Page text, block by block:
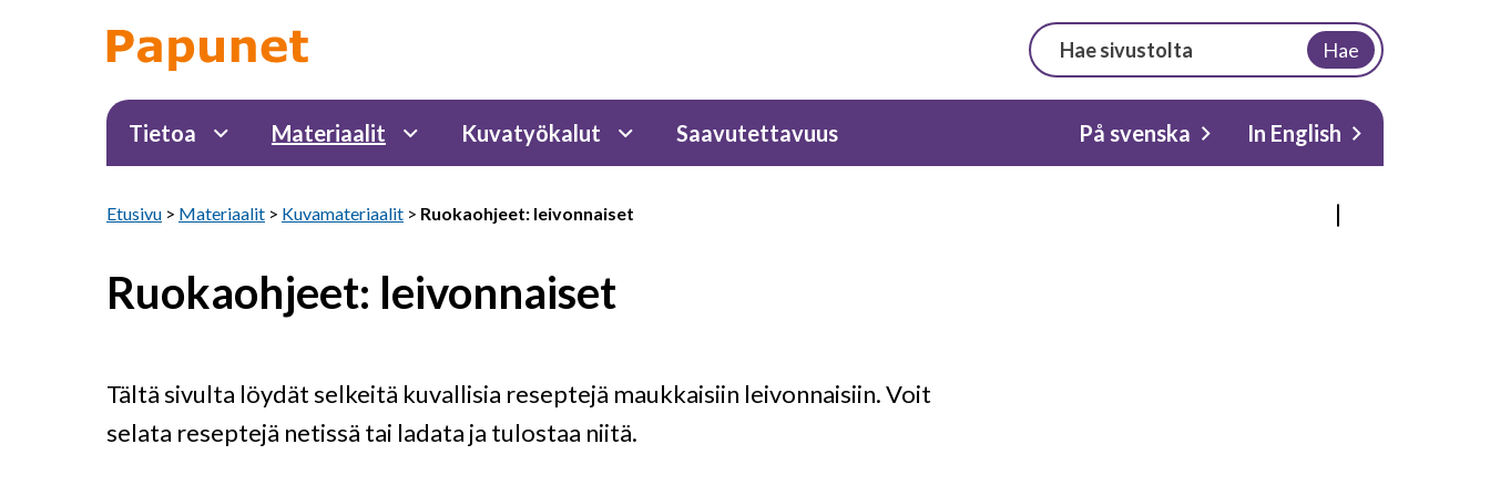
Hae
Tietoa Materiaalit Kuvatyökalut Saavutettavuus På svenska In English
Etusivu > Materiaalit > Kuvamateriaalit > Ruokaohjeet: leivonnaiset
Ruokaohjeet: leivonnaiset
Tältä sivulta löydät selkeitä kuvallisia reseptejä maukkaisiin leivonnaisiin. Voit
selata reseptejä netissä tai ladata ja tulostaa niitä.